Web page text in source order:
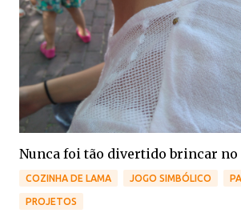
Nunca foi tão divertido brincar no
COZINHA DE LAMA JOGO SIMBÓLICO
PROJETOS